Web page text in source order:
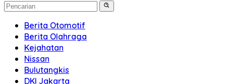
Berita Otomotif
Berita Olahraga
Kejahatan
Nissan
Bulutangkis
DKI Jakarta